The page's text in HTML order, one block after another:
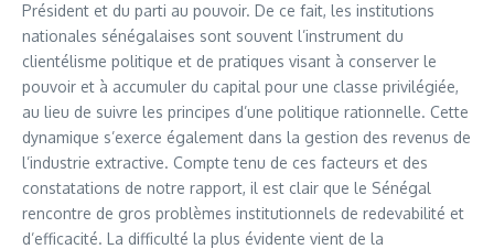
Président et du parti au pouvoir. De ce fait, les institutions
nationales sénégalaises sont souvent l’instrument du
clientélisme politique et de pratiques visant à conserver le
pouvoir et à accumuler du capital pour une classe privilégiée,
au lieu de suivre les principes d’une politique rationnelle. Cette
dynamique s’exerce également dans la gestion des revenus de
l’industrie extractive. Compte tenu de ces facteurs et des
constatations de notre rapport, il est clair que le Sénégal
rencontre de gros problèmes institutionnels de redevabilité et
d’efficacité. La difficulté la plus évidente vient de la